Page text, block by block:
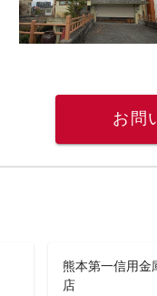
お問
熊本第一信用金
店